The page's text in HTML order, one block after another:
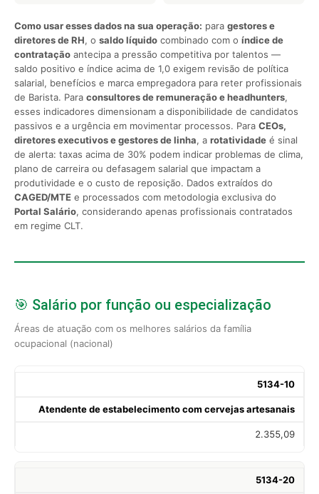
Como usar esses dados na sua operação: para gestores e
diretores de RH, o saldo líquido combinado com o índice de
contratação antecipa a pressão competitiva por talentos —
saldo positivo e índice acima de 1,0 exigem revisão de política
salarial, benefícios e marca empregadora para reter profissionais
de Barista. Para consultores de remuneração e headhunters,
esses indicadores dimensionam a disponibilidade de candidatos
passivos e a urgência em movimentar processos. Para CEOs,
diretores executivos e gestores de linha, a rotatividade é sinal
de alerta: taxas acima de 30% podem indicar problemas de clima,
plano de carreira ou defasagem salarial que impactam a
produtividade e o custo de reposição. Dados extraídos do
CAGED/MTE e processados com metodologia exclusiva do
Portal Salário, considerando apenas profissionais contratados
em regime CLT.
🎯 Salário por função ou especialização
Áreas de atuação com os melhores salários da família
ocupacional (nacional)
5134-10
Atendente de estabelecimento com cervejas artesanais
2.355,09
5134-20